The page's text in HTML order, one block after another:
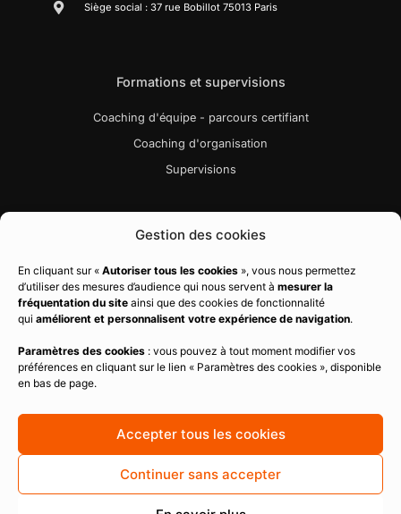
Gestion des cookies
En cliquant sur « Autoriser tous les cookies », vous nous permettez
d’utiliser des mesures d’audience qui nous servent à mesurer la
fréquentation du site ainsi que des cookies de fonctionnalité
qui améliorent et personnalisent votre expérience de navigation.
Paramètres des cookies : vous pouvez à tout moment modifier vos
préférences en cliquant sur le lien « Paramètres des cookies », disponible
en bas de page.
Accepter tous les cookies
Continuer sans accepter
Siège social : 37 rue Bobillot 75013 Paris
Formations et supervisions
Coaching d'équipe - parcours certifiant
Coaching d'organisation
Supervisions
Liens utiles
Bibliographie
Charte qualité
Règlement intérieur
Politique de confidentialité
Team Intelligence
This site is protected by reCAPTCHA and the Google